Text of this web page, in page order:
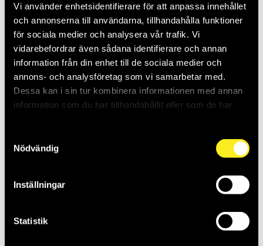
Vi använder enhetsidentifierare för att anpassa innehållet
och annonserna till användarna, tillhandahålla funktioner
för sociala medier och analysera vår trafik. Vi
vidarebefordrar även sådana identifierare och annan
information från din enhet till de sociala medier och
annons- och analysföretag som vi samarbetar med.
Dessa kan i sin tur kombinera informationen med annan
information som du har tillhandahållit eller som de har
Nödvändig
Inställningar
Statistik
BRK=500